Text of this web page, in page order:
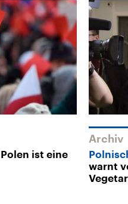
ist eine
Archiv
warnt